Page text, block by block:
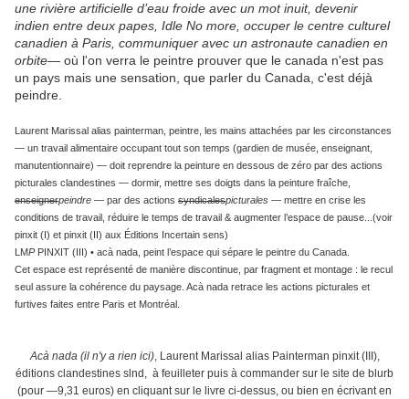
une rivière artificielle d’eau froide avec un mot inuit, devenir
indien entre deux papes, Idle No more, occuper le centre culturel
canadien à Paris, communiquer avec un astronaute canadien en
orbite— où l'on verra le peintre prouver que le canada n'est pas
un pays mais une sensation, que parler du Canada, c'est déjà
peindre.
Laurent Marissal alias painterman, peintre, les mains attachées par les circonstances
— un travail alimentaire occupant tout son temps (gardien de musée, enseignant,
manutentionnaire) — doit reprendre la peinture en dessous de zéro par des actions
picturales clandestines — dormir, mettre ses doigts dans la peinture fraîche,
enseignerpeindre — par des actions syndicalespicturales — mettre en crise les
conditions de travail, réduire le temps de travail & augmenter l’espace de pause...(voir
pinxit (I) et pinxit (II) aux Éditions Incertain sens)
LMPPINXIT (III) • acà nada, peint l’espace qui sépare le peintre du Canada.
Cet espace est représenté de manière discontinue, par fragment et montage : le recul
seul assure la cohérence du paysage. Acà nada retrace les actions picturales et
furtives faites entre Paris et Montréal.
Acà nada (il n'y a rien ici), Laurent Marissal alias Painterman pinxit (III),
éditions clandestines slnd, à feuilleter puis à commander sur le site de blurb
(pour —9,31 euros) en cliquant sur le livre ci-dessus, ou bien en écrivant en